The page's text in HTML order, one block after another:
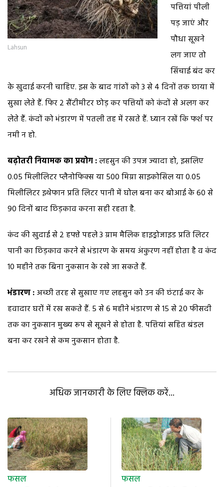
Lahsun
पत्तियां पीली
पड़ जाएं और
पौधा सूखने
लग जाए तो
सिंचाई बंद कर
के खुदाई करनी चाहिए. इस के बाद गांठों को 3 से 4 दिनों तक छाया में
सुखा लेते हैं. फिर 2 सैंटीमीटर छोड़ कर पत्तियों को कंदों से अलग कर
लेते हैं. कंदों को भंडारण में पतली तह में रखते हैं. ध्यान रखें कि फर्श पर
नमी न हो.
बढ़ोतरी नियामक का प्रयोग :लहसुन की उपज ज्यादा हो, इसलिए
0.05 मिलीलिटर प्लैनोफिक्स या 500 मिग्रा साइकोसिल या 0.05
मिलीलिटर इथेफान प्रति लिटर पानी में घोल बना कर बोआई के 60 से
90 दिनों बाद छिड़काव करना सही रहता है.
कंद की खुदाई से 2 हफ्ते पहले 3 ग्राम मैलिक हाइड्रोजाइड प्रति लिटर
पानी का छिड़काव करने से भंडारण के समय अंकुरण नहीं होता है व कंद
10 महीने तक बिना नुकसान के रखे जा सकते हैं.
भंडारण :अच्छी तरह से सुखाए गए लहसुन को उन की छंटाई कर के
हवादार घरों में रख सकते हैं. 5 से 6 महीने भंडारण से 15 से 20 फीसदी
तक का नुकसान मुख्य रूप से सूखने से होता है. पत्तियां सहित बंडल
बना कर रखने से कम नुकसान होता है.
अधिक जानकारी के लिए क्लिक करें...
फसल
फसल